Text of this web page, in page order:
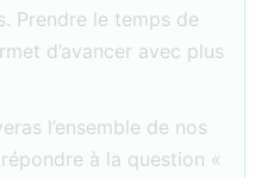
Prendre le temps de
d’avancer avec plus
l’ensemble de nos
à la question «